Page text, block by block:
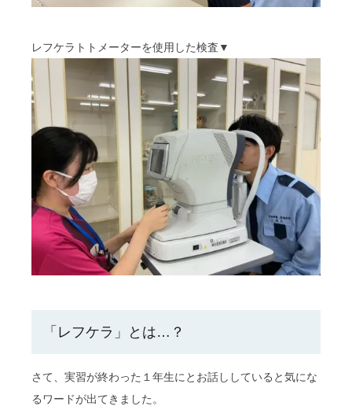
レフケラトトメーターを使用した検査▼
「レフケラ」とは…？
さて、実習が終わった１年生にとお話ししていると気にな
るワードが出てきました。